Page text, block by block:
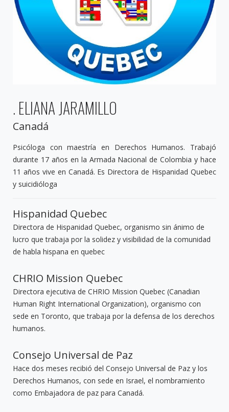
. ELIANA JARAMILLO
Canadá
Psicóloga con maestría en Derechos Humanos. Trabajó
durante 17 años en la Armada Nacional de Colombia y hace
11 años vive en Canadá. Es Directora de Hispanidad Quebec
y suicidióloga
Hispanidad Quebec
Directora de Hispanidad Quebec, organismo sin ánimo de
lucro que trabaja por la solidez y visibilidad de la comunidad
de habla hispana en quebec
CHRIO Mission Quebec
Directora ejecutiva de CHRIO Mission Quebec (Canadian
Human Right International Organization), organismo con
sede en Toronto, que trabaja por la defensa de los derechos
humanos.
Consejo Universal de Paz
Hace dos meses recibió del Consejo Universal de Paz y los
Derechos Humanos, con sede en Israel, el nombramiento
como Embajadora de paz para Canadá.